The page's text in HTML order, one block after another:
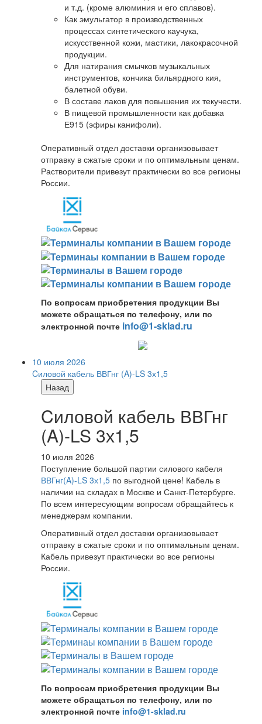
и т.д. (кроме алюминия и его сплавов).
Как эмульгатор в производственных
процессах синтетического каучука,
искусственной кожи, мастики, лакокрасочной
продукции.
Для натирания смычков музыкальных
инструментов, кончика бильярдного кия,
балетной обуви.
В составе лаков для повышения их текучести.
В пищевой промышленности как добавка
Е915 (эфиры канифоли).
Оперативный отдел доставки организовывает
отправку в сжатые сроки и по оптимальным ценам.
Растворители привезут практически во все регионы
России.
По вопросам приобретения продукции Вы
можете обращаться по телефону, или по
электронной почте info@1-sklad.ru
10 июля 2026
Cиловой кабель ВВГнг (A)-LS 3х1,5
Назад
Cиловой кабель ВВГнг
(A)-LS 3х1,5
10 июля 2026
Поступление большой партии силового кабеля
ВВГнг(A)-LS 3х1,5 по выгодной цене! Кабель в
наличии на складах в Москве и Санкт-Петербурге.
По всем интересующим вопросам обращайтесь к
менеджерам компании.
Оперативный отдел доставки организовывает
отправку в сжатые сроки и по оптимальным ценам.
Кабель привезут практически во все регионы
России.
По вопросам приобретения продукции Вы
можете обращаться по телефону, или по
электронной почте info@1-sklad.ru